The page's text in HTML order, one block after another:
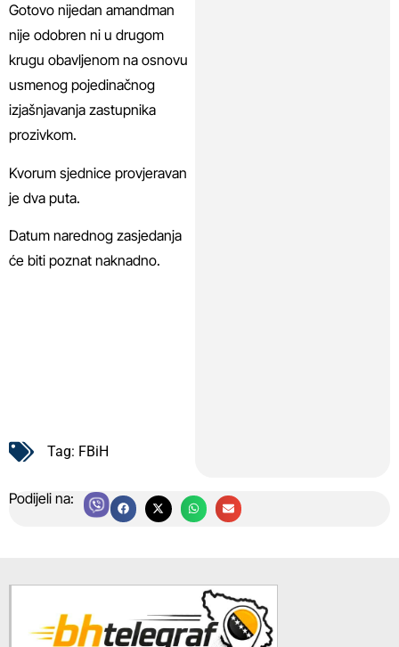
Gotovo nijedan amandman
nije odobren ni u drugom
krugu obavljenom na osnovu
usmenog pojedinačnog
izjašnjavanja zastupnika
prozivkom.
Kvorum sjednice provjeravan
je dva puta.
Datum narednog zasjedanja
će biti poznat naknadno.
Tag: FBiH
Podijeli na: